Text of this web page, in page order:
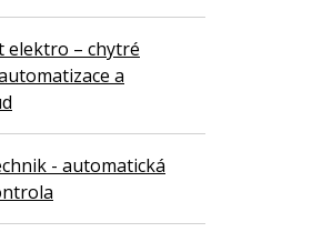
elektro – chytré
a
- automatická